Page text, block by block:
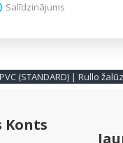
Salīdzinājums
(STANDARD) | Rullo
Konts